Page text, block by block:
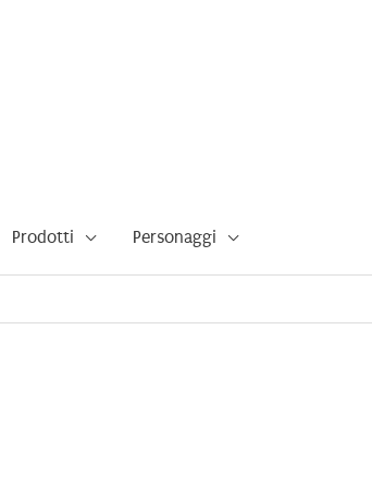
Prodotti Personaggi